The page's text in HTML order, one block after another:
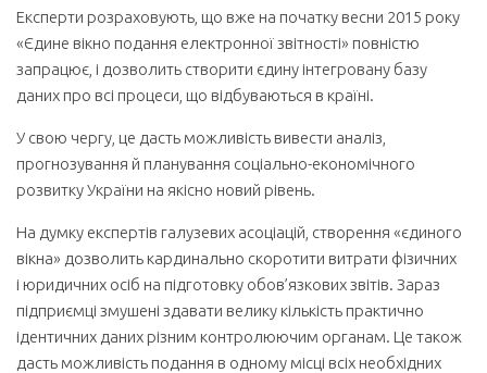
Експерти розраховують, що вже на початку весни 2015 року
«Єдине вікно подання електронної звітності» повністю
запрацює, і дозволить створити єдину інтегровану базу
даних про всі процеси, що відбуваються в країні.
У свою чергу, це дасть можливість вивести аналіз,
прогнозування й планування соціально-економічного
розвитку України на якісно новий рівень.
На думку експертів галузевих асоціацій, створення «єдиного
вікна» дозволить кардинально скоротити витрати фізичних
і юридичних осіб на підготовку обов’язкових звітів. Зараз
підприємці змушені здавати велику кількість практично
ідентичних даних різним контролюючим органам. Це також
дасть можливість подання в одному місці всіх необхідних